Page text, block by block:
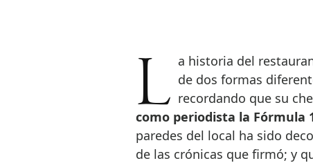
La historia del restaurante La Casa de Manolo Franco puede contarse de dos formas
recordando que su
como periodista la Fórmula
paredes del local ha sido
de las crónicas que firmó; y